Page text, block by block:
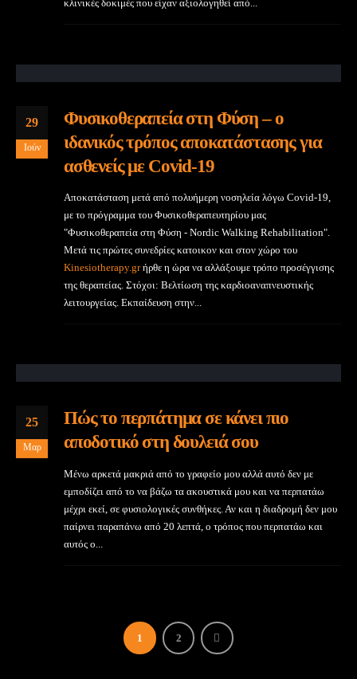
κλινικές δοκιμές που είχαν αξιολογηθεί από...
29
Ιούν
Φυσικοθεραπεία στη Φύση – ο
ιδανικός τρόπος αποκατάστασης για
ασθενείς με Covid-19
Αποκατάσταση μετά από πολυήμερη νοσηλεία λόγω Covid-19,
με το πρόγραμμα του Φυσικοθεραπευτηρίου μας
"Φυσικοθεραπεία στη Φύση - Nordic Walking Rehabilitation".
Μετά τις πρώτες συνεδρίες κατοικον και στον χώρο του
Kinesiotherapy.grήρθε η ώρα να αλλάξουμε τρόπο προσέγγισης
της θεραπείας. Στόχοι: Βελτίωση της καρδιοαναπνευστικής
λειτουργείας. Εκπαίδευση στην...
25
Μαρ
Πώς το περπάτημα σε κάνει πιο
αποδοτικό στη δουλειά σου
Μένω αρκετά μακριά από το γραφείο μου αλλά αυτό δεν με
εμποδίζει από το να βάζω τα ακουστικά μου και να περπατάω
μέχρι εκεί, σε φυσιολογικές συνθήκες. Αν και η διαδρομή δεν μου
παίρνει παραπάνω από 20 λεπτά, ο τρόπος που περπατάω και
αυτός ο...
1 2